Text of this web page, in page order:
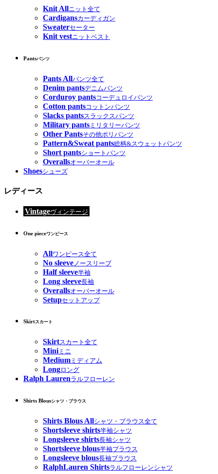
Knit Allニット全て
Cardigansカーディガン
Sweaterセーター
Knit vestニットベスト
Pantsパンツ
Pants Allパンツ全て
Denim pantsデニムパンツ
Corduroy pantsコーデュロイパンツ
Cotton pantsコットンパンツ
Slacks pantsスラックスパンツ
Military pants ミリタリーパンツ
Other Pantsその他ポリパンツ
Pattern&Sweat pants総柄&スウェットパンツ
Short pantsショートパンツ
Overallsオーバーオール
Shoesシューズ
レディース
Vintageヴィンテージ
One pieceワンピース
Allワンピース全て
No sleeve ノースリーブ
Half sleeve半袖
Long sleeve長袖
Overallsオーバーオール
Setupセットアップ
Skirtスカート
Skirtスカート全て
Miniミニ
Medium ミディアム
Longロング
Ralph Laurenラルフローレン
Shirts Blousシャツ・ブラウス
Shirts Blous Allシャツ・ブラウス全て
Shortsleeve shirts半袖シャツ
Longsleeve shirts長袖シャツ
Shortsleeve blous半袖ブラウス
Longsleeve blous長袖ブラウス
RalphLauren Shirtsラルフローレンシャツ